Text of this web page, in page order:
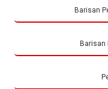
Barisan
Barisan